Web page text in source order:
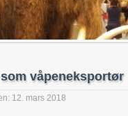
våpeneksportør
12. mars 2018